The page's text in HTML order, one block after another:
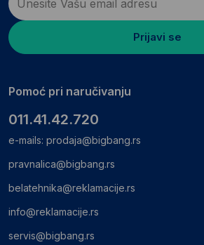
Prijavi se
Pomoć pri naručivanju
011.41.42.720
e-mails: prodaja@bigbang.rs
pravnalica@bigbang.rs
belatehnika@reklamacije.rs
info@reklamacije.rs
servis@bigbang.rs